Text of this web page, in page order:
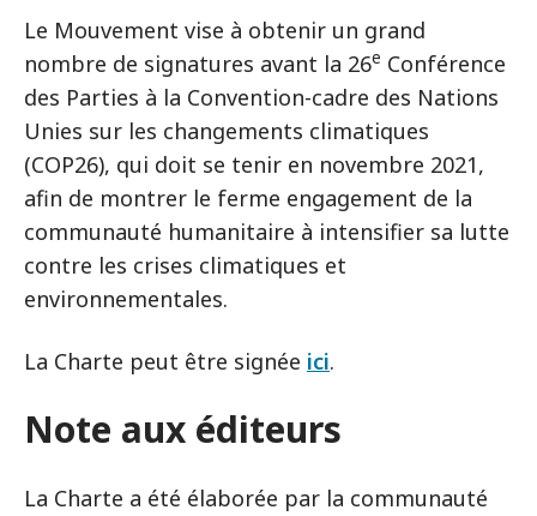
Le Mouvement vise à obtenir un grand
nombre de signatures avant la 26e Conférence
des Parties à la Convention-cadre des Nations
Unies sur les changements climatiques
(COP26), qui doit se tenir en novembre 2021,
afin de montrer le ferme engagement de la
communauté humanitaire à intensifier sa lutte
contre les crises climatiques et
environnementales.
La Charte peut être signée ici.
Note aux éditeurs
La Charte a été élaborée par la communauté